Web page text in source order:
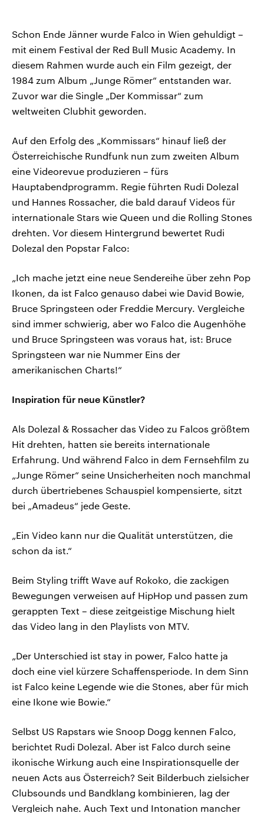
Schon Ende Jänner wurde Falco in Wien gehuldigt –
mit einem Festival der Red Bull Music Academy. In
diesem Rahmen wurde auch ein Film gezeigt, der
1984 zum Album „Junge Römer“ entstanden war.
Zuvor war die Single „Der Kommissar“ zum
weltweiten Clubhit geworden.
Auf den Erfolg des „Kommissars“ hinauf ließ der
Österreichische Rundfunk nun zum zweiten Album
eine Videorevue produzieren – fürs
Hauptabendprogramm. Regie führten Rudi Dolezal
und Hannes Rossacher, die bald darauf Videos für
internationale Stars wie Queen und die Rolling Stones
drehten. Vor diesem Hintergrund bewertet Rudi
Dolezal den Popstar Falco:
„Ich mache jetzt eine neue Sendereihe über zehn Pop
Ikonen, da ist Falco genauso dabei wie David Bowie,
Bruce Springsteen oder Freddie Mercury. Vergleiche
sind immer schwierig, aber wo Falco die Augenhöhe
und Bruce Springsteen was voraus hat, ist: Bruce
Springsteen war nie Nummer Eins der
amerikanischen Charts!“
Inspiration für neue Künstler?
Als Dolezal & Rossacher das Video zu Falcos größtem
Hit drehten, hatten sie bereits internationale
Erfahrung. Und während Falco in dem Fernsehfilm zu
„Junge Römer“ seine Unsicherheiten noch manchmal
durch übertriebenes Schauspiel kompensierte, sitzt
bei „Amadeus“ jede Geste.
„Ein Video kann nur die Qualität unterstützen, die
schon da ist.“
Beim Styling trifft Wave auf Rokoko, die zackigen
Bewegungen verweisen auf HipHop und passen zum
gerappten Text – diese zeitgeistige Mischung hielt
das Video lang in den Playlists von MTV.
„Der Unterschied ist stay in power, Falco hatte ja
doch eine viel kürzere Schaffensperiode. In dem Sinn
ist Falco keine Legende wie die Stones, aber für mich
eine Ikone wie Bowie.“
Selbst US Rapstars wie Snoop Dogg kennen Falco,
berichtet Rudi Dolezal. Aber ist Falco durch seine
ikonische Wirkung auch eine Inspirationsquelle der
neuen Acts aus Österreich? Seit Bilderbuch zielsicher
Clubsounds und Bandklang kombinieren, lag der
Vergleich nahe. Auch Text und Intonation mancher